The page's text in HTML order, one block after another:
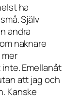
ha
Själv
andra
naknare
Emellanåt
att jag och
Kanske